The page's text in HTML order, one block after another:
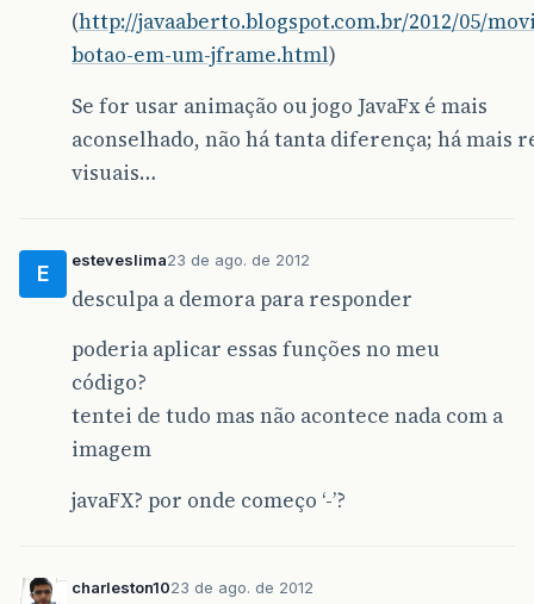
(http://javaaberto.blogspot.com.br/2012/05/
botao-em-um-jframe.html)
Se for usar animação ou jogo JavaFx é mais
aconselhado, não há tanta diferença; há mais
visuais…
E
esteveslima23 de ago. de 2012
desculpa a demora para responder
poderia aplicar essas funções no meu
código?
tentei de tudo mas não acontece nada com a
imagem
javaFX? por onde começo ‘-’?
charleston1023 de ago. de 2012